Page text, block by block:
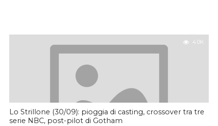
4.0K
Lo Strillone (30/09): pioggia di casting, crossover tra tre
serie NBC, post-pilot di Gotham